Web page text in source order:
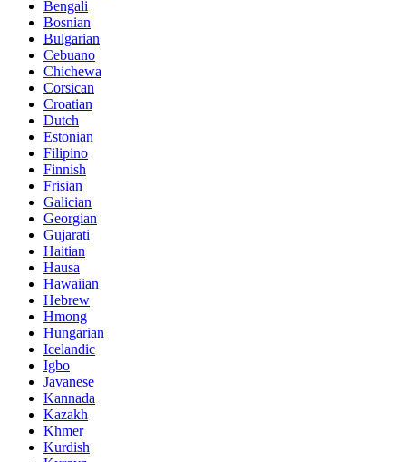
Bengali
Bosnian
Bulgarian
Cebuano
Chichewa
Corsican
Croatian
Dutch
Estonian
Filipino
Finnish
Frisian
Galician
Georgian
Gujarati
Haitian
Hausa
Hawaiian
Hebrew
Hmong
Hungarian
Icelandic
Igbo
Javanese
Kannada
Kazakh
Khmer
Kurdish